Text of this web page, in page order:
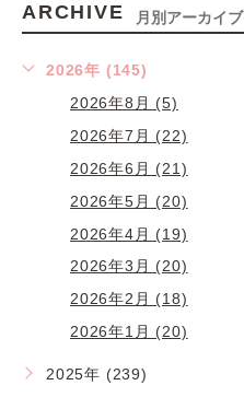
ARCHIVE 月別アーカイブ
2026年 (145)
2026年8月 (5)
2026年7月 (22)
2026年6月 (21)
2026年5月 (20)
2026年4月 (19)
2026年3月 (20)
2026年2月 (18)
2026年1月 (20)
2025年 (239)